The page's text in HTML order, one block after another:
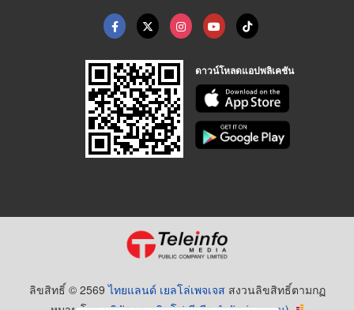
ดาวน์โหลดแอปพลิเคชัน
ลิขสิทธิ์ © 2569ไทยแลนด์ เยลโล่เพจเจส สงวนลิขสิทธิ์ตามกฏ